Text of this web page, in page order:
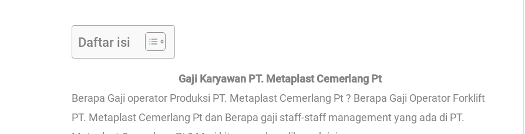
Daftar isi
Gaji Karyawan PT. Metaplast Cemerlang Pt
Berapa Gaji operator Produksi PT. Metaplast Cemerlang Pt ? Berapa Gaji Operator Forklift
PT. Metaplast Cemerlang Pt dan Berapa gaji staff-staff management yang ada di PT.